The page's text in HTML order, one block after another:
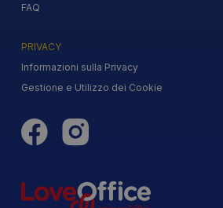
FAQ
PRIVACY
Informazioni sulla Privacy
Gestione e Utilizzo dei Cookie